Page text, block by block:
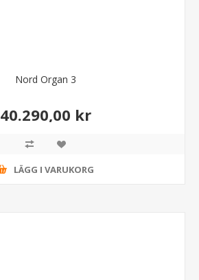
Nord Organ 3
40.290,00 kr
LÄGG I VARUKORG